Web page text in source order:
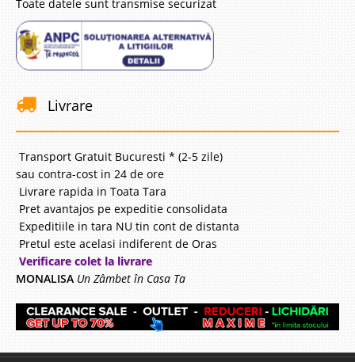
Toate datele sunt transmise securizat
Livrare
Transport Gratuit Bucuresti * (2-5 zile)
sau contra-cost in 24 de ore
Livrare rapida in Toata Tara
Pret avantajos pe expeditie consolidata
Expeditiile in tara NU tin cont de distanta
Pretul este acelasi indiferent de Oras
Verificare colet la livrare
MONALISA Un Zâmbet în Casa Ta